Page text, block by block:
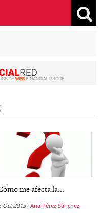
me afecta la...
Oct 2013 Ana Pérez Sánchez